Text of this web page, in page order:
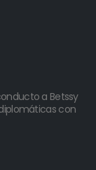
a Betssy
con